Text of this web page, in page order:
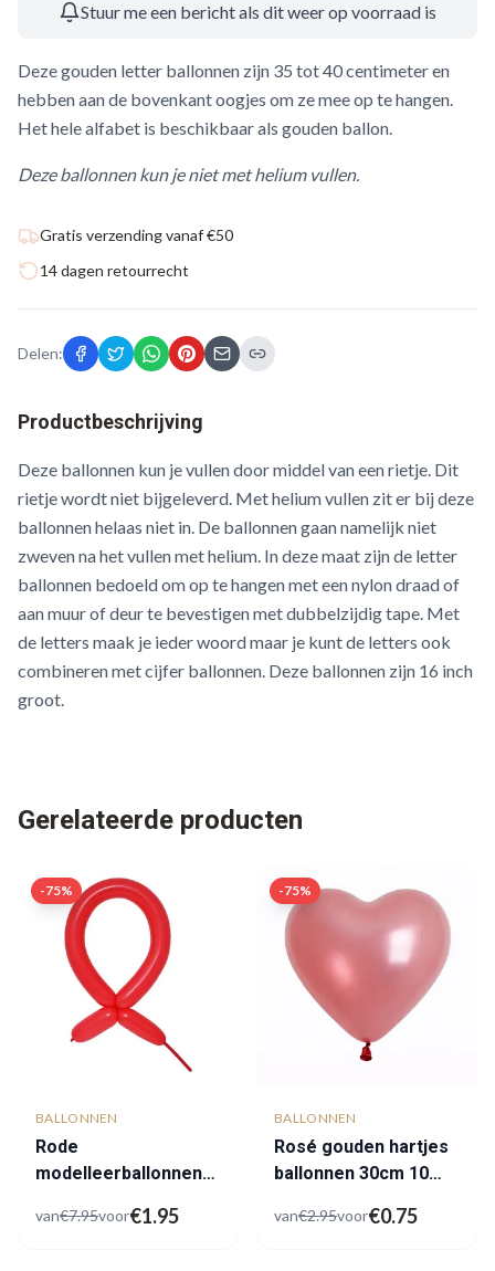
Stuur me een bericht als dit weer op voorraad is
Deze gouden letter ballonnen zijn 35 tot 40 centimeter en
hebben aan de bovenkant oogjes om ze mee op te hangen.
Het hele alfabet is beschikbaar als gouden ballon.
Deze ballonnen kun je niet met helium vullen.
Gratis verzending vanaf €50
14 dagen retourrecht
Delen:
Productbeschrijving
Deze ballonnen kun je vullen door middel van een rietje. Dit
rietje wordt niet bijgeleverd. Met helium vullen zit er bij deze
ballonnen helaas niet in. De ballonnen gaan namelijk niet
zweven na het vullen met helium. In deze maat zijn de letter
ballonnen bedoeld om op te hangen met een nylon draad of
aan muur of deur te bevestigen met dubbelzijdig tape. Met
de letters maak je ieder woord maar je kunt de letters ook
combineren met cijfer ballonnen. Deze ballonnen zijn 16 inch
groot.
Gerelateerde producten
-75%
BALLONNEN
Rode
modelleerballonnen
van€7.95voor€1.95
-75%
BALLONNEN
Rosé gouden hartjes
ballonnen 30cm 10
van€2.95voor€0.75